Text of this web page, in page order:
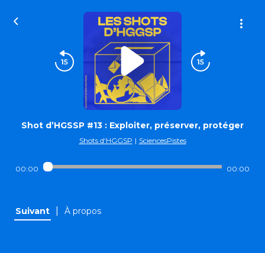
Shot d’HGSSP #13 : Exploiter, préserver, protéger
Shots d'HGGSP | SciencesPistes
00:00 00:00
Suivant À propos